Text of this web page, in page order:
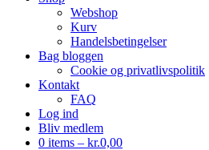
Webshop
Kurv
Handelsbetingelser
Bag bloggen
Cookie og privatlivspolitik
Kontakt
FAQ
Log ind
Bliv medlem
0 items – kr.0,00